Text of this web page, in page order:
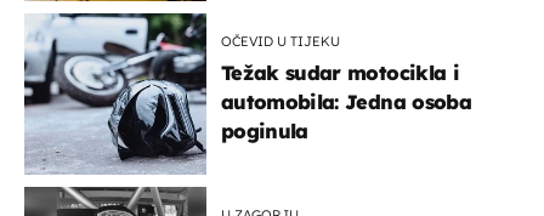
OČEVID U TIJEKU
Težak sudar motocikla i
automobila: Jedna osoba
poginula